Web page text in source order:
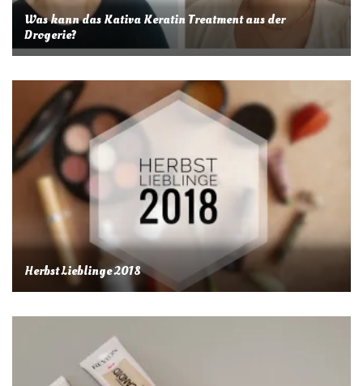
Was kann das Kativa Keratin Treatment aus der
Drogerie?
Herbst Lieblinge 2018